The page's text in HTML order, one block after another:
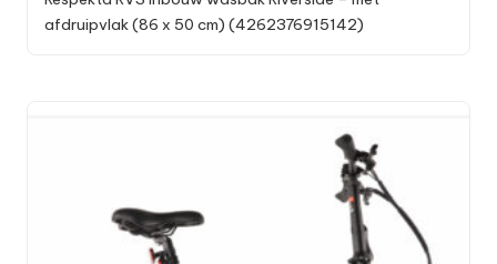
afdruipvlak (86 x 50 cm) (4262376915142)